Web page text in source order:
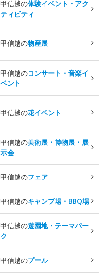
甲信越の体験イベント・アク
ティビティ
甲信越の物産展
甲信越のコンサート・音楽イ
ベント
甲信越の花イベント
甲信越の美術展・博物展・展
示会
甲信越のフェア
甲信越のキャンプ場・BBQ場
甲信越の遊園地・テーマパー
ク
甲信越のプール